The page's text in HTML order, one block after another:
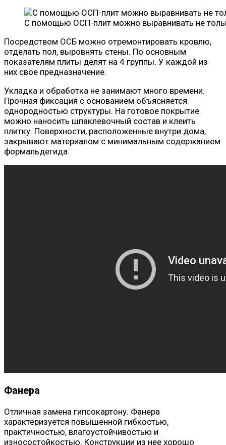
С помощью ОСП-плит можно выравнивать не
Посредством ОСБ можно отремонтировать кровлю,
отделать пол, выровнять стены. По основным
показателям плиты делят на 4 группы. У каждой из
них свое предназначение.
Укладка и обработка не занимают много времени.
Прочная фиксация с основанием объясняется
однородностью структуры. На готовое покрытие
можно наносить шпаклевочный состав и клеить
плитку. Поверхности, расположенные внутри дома,
закрывают материалом с минимальным содержанием
формальдегида.
Фанера
Отличная замена гипсокартону. Фанера
характеризуется повышенной гибкостью,
практичностью, влагоустойчивостью и
износостойкостью. Конструкции из нее хорошо